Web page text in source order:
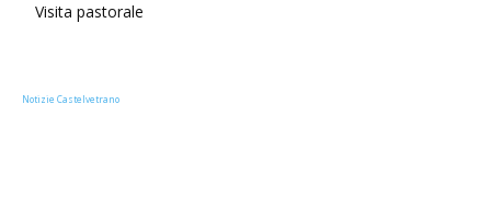
Visita pastorale
Notizie Castelvetrano